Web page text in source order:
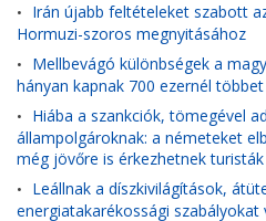
• Irán újabb feltételeket szabott
Hormuzi-szoros megnyitásához
• Mellbevágó különbségek a
hányan kapnak 700 ezernél többet
• Hiába a szankciók, tömegével
állampolgároknak: a németeket
még jövőre is érkezhetnek
• Leállnak a díszkivilágítások,
energiatakarékossági